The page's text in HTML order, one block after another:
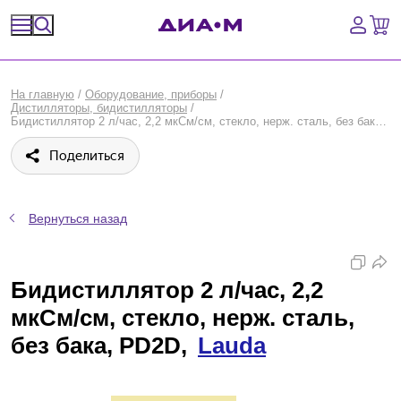
Оборудование, приборы
Расходные материалы, пластик, стекло
Библиотека
Войти
На главную / Оборудование, приборы /
Дистилляторы, бидистилляторы /
Бидистиллятор 2 л/час, 2,2 мкСм/см, стекло, нерж. сталь, без бака, PD2D, Lauda
Поделиться
Вернуться назад
Бидистиллятор 2 л/час, 2,2
мкСм/см, стекло, нерж. сталь,
без бака, PD2D, Lauda